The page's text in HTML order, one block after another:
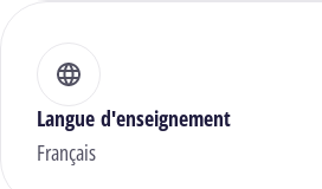
Langue d'enseignement
Français